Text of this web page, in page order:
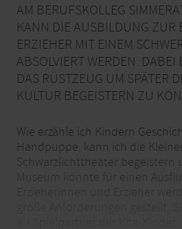
AM BERUFSKOLLEG
KANN DIE AUSBILDUNG ZUR
ERZIEHER MIT EINEM
ABSOLVIERT WERDEN. DABEI
DAS RÜSTZEUG UM SPÄTER
KULTUR BEGEISTERN ZU
Wie erzähle ich Kindern
Handpuppe, kann ich die
Schwarzlichttheater begeistern
Museum könnte für einen